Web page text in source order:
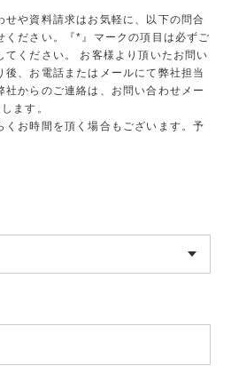
や資料請求はお気軽に、以下の問合
ください。『*』マークの項目は必ずご
てください。 お客様より頂いたお問い
、お電話またはメールにて弊社担当
からのご連絡は、お問い合わせメー
ます。
お時間を頂く場合もございます。予